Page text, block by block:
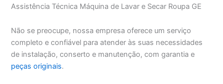
Assistência Técnica Máquina de Lavar e Secar Roupa GE
Não se preocupe, nossa empresa oferece um serviço
completo e confiável para atender às suas necessidades
de instalação, conserto e manutenção, com garantia e
peças originais.